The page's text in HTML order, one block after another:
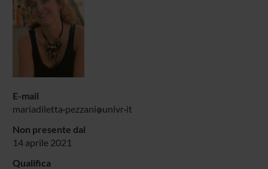
E-mail
mariadiletta pezzani univr it
Non presente dal
14 aprile 2021
Qualifica